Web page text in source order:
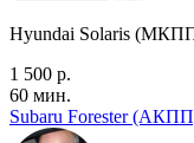
Hyundai Solaris
1 500 р.
60 мин.
Subaru Forester